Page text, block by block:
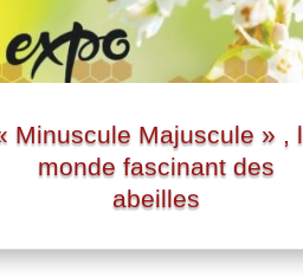
Minuscule Majuscule » ,
monde fascinant des
abeilles